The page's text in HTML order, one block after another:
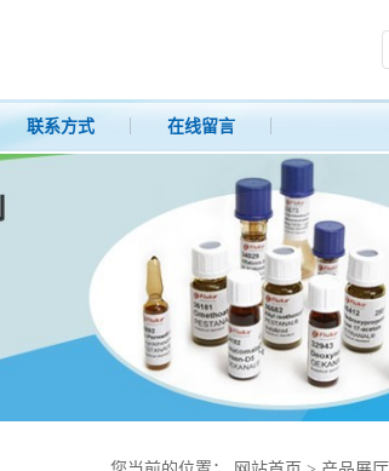
联系方式 在线留言